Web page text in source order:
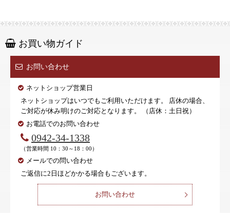
お買い物ガイド
お問い合わせ
ネットショップ営業日
ネットショップはいつでもご利用いただけます。 店休の場合、
ご対応が休み明けのご対応となります。 （店休：土日祝）
お電話でのお問い合わせ
0942-34-1338
（営業時間 10：30～18：00）
メールでの問い合わせ
ご返信に2日ほどかかる場合もございます。
お問い合わせ